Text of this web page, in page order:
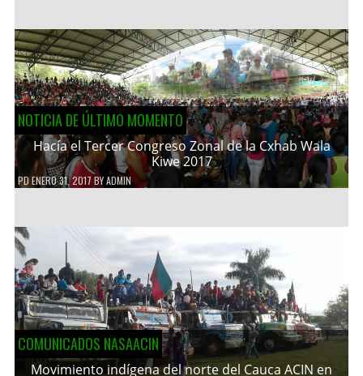
NOTICIA DE ÚLTIMO MOMENTO
Hacía el Tercer Congreso Zonal de la Cxhab Wala
Kiwe 2017
PDENERO 31, 2017 BYADMIN
COMUNICADOS NASAACIN
Movimiento indígena del norte del Cauca ACIN en